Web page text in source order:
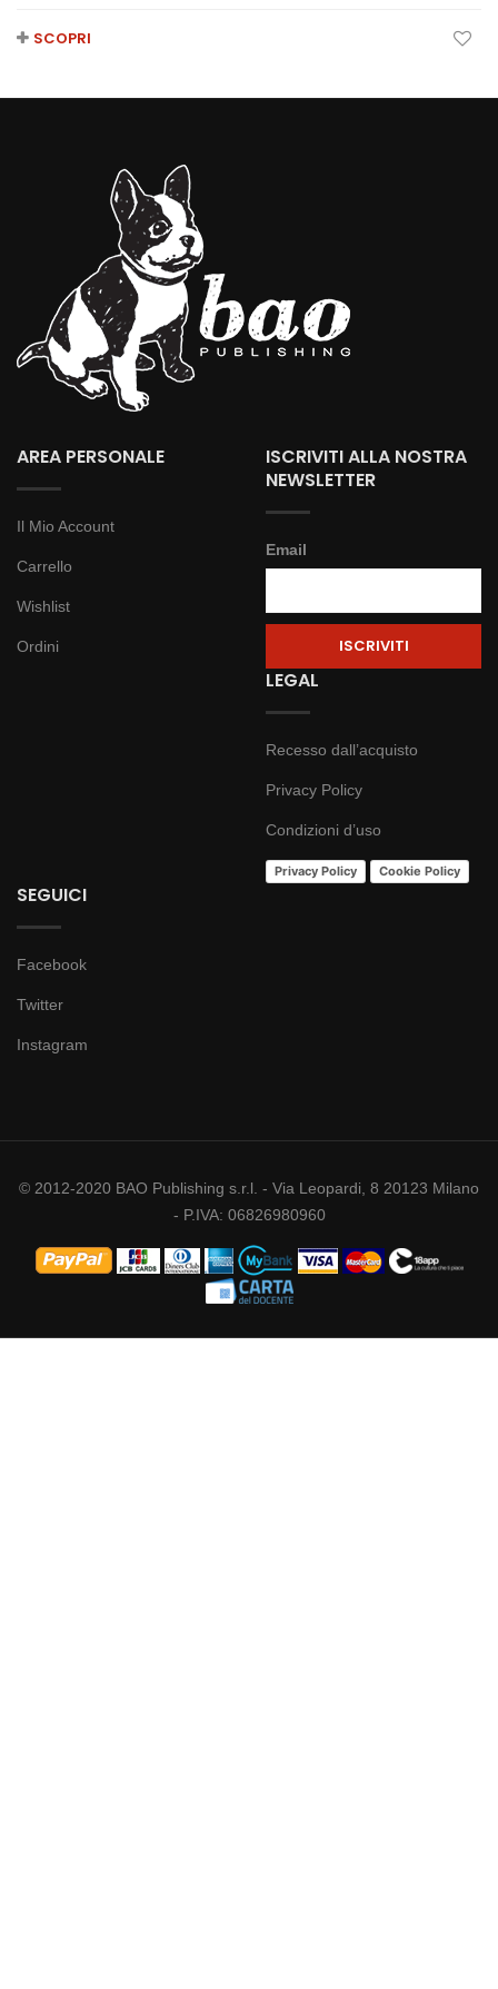
SCOPRI
AREA PERSONALE
Il Mio Account
Carrello
Wishlist
Ordini
ISCRIVITI ALLA NOSTRA
NEWSLETTER
Email
LEGAL
Recesso dall’acquisto
Privacy Policy
Condizioni d’uso
Privacy Policy Cookie Policy
SEGUICI
Facebook
Twitter
Instagram
© 2012-2020 BAO Publishing s.r.l. - Via Leopardi, 8 20123 Milano
- P.IVA: 06826980960